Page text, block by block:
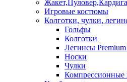
Игровые костюмы
Колготки, чулки,
Гольфы
Колготки
Легинсы Premium
Носки
Чулки
Компрессионные